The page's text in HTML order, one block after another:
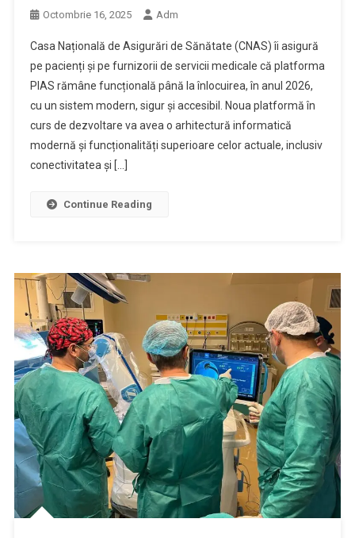
Octombrie 16, 2025 Adm
Casa Națională de Asigurări de Sănătate (CNAS) îi asigură
pe pacienți și pe furnizorii de servicii medicale că platforma
PIAS rămâne funcțională până la înlocuirea, în anul 2026,
cu un sistem modern, sigur și accesibil. Noua platformă în
curs de dezvoltare va avea o arhitectură informatică
modernă și funcționalități superioare celor actuale, inclusiv
conectivitatea și […]
Continue Reading